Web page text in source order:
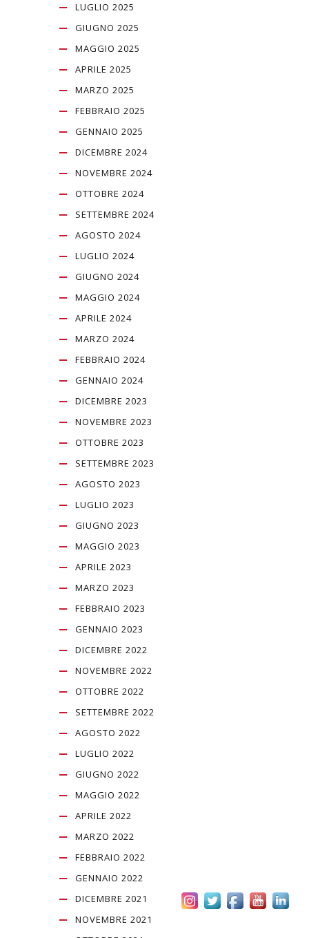
LUGLIO 2025
GIUGNO 2025
MAGGIO 2025
APRILE 2025
MARZO 2025
FEBBRAIO 2025
GENNAIO 2025
DICEMBRE 2024
NOVEMBRE 2024
OTTOBRE 2024
SETTEMBRE 2024
AGOSTO 2024
LUGLIO 2024
GIUGNO 2024
MAGGIO 2024
APRILE 2024
MARZO 2024
FEBBRAIO 2024
GENNAIO 2024
DICEMBRE 2023
NOVEMBRE 2023
OTTOBRE 2023
SETTEMBRE 2023
AGOSTO 2023
LUGLIO 2023
GIUGNO 2023
MAGGIO 2023
APRILE 2023
MARZO 2023
FEBBRAIO 2023
GENNAIO 2023
DICEMBRE 2022
NOVEMBRE 2022
OTTOBRE 2022
SETTEMBRE 2022
AGOSTO 2022
LUGLIO 2022
GIUGNO 2022
MAGGIO 2022
APRILE 2022
MARZO 2022
FEBBRAIO 2022
GENNAIO 2022
DICEMBRE 2021
NOVEMBRE 2021